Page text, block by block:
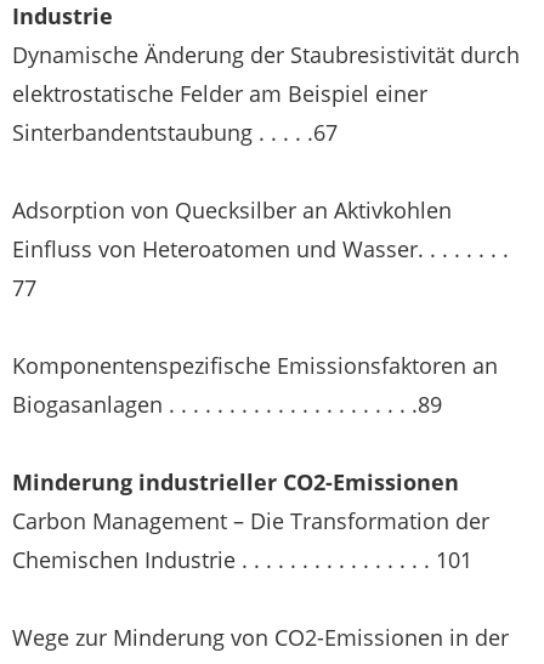
Industrie
Dynamische Änderung der Staubresistivität durch
elektrostatische Felder am Beispiel einer
Sinterbandentstaubung . . . . .67
Adsorption von Quecksilber an Aktivkohlen
Einfluss von Heteroatomen und Wasser. . . . . . . .
77
Komponentenspezifische Emissionsfaktoren an
Biogasanlagen . . . . . . . . . . . . . . . . . . . . .89
Minderung industrieller CO2-Emissionen
Carbon Management – Die Transformation der
Chemischen Industrie . . . . . . . . . . . . . . . . 101
Wege zur Minderung von CO2-Emissionen in der